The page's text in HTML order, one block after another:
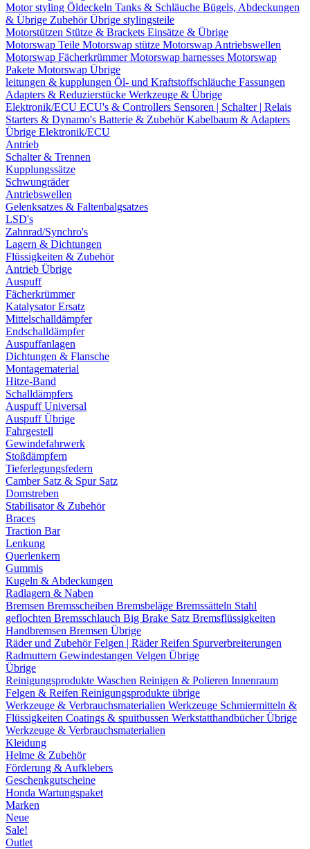
Motor styling Öldeckeln Tanks & Schläuche Bügels, Abdeckungen
& Übrige ZubehörÜbrige stylingsteile
Motorstützen Stütze & Brackets Einsätze & Übrige
Motorswap Teile Motorswap stütze Motorswap Antriebswellen
Motorswap FächerkrümmerMotorswap harnesses Motorswap
Pakete Motorswap Übrige
leitungen & kupplungen Öl- und Kraftstoffschläuche Fassungen
Adapters & Reduzierstücke Werkzeuge & Übrige
Elektronik/ECU ECU's & Controllers Sensoren | Schalter | Relais
Starters & Dynamo's Batterie & ZubehörKabelbaum & Adapters
Übrige Elektronik/ECU
Antrieb
Schalter & Trennen
Kupplungssätze
Schwungräder
Antriebswellen
Gelenksatzes & Faltenbalgsatzes
LSD's
Zahnrad/Synchro's
Lagern & Dichtungen
Flüssigkeiten & Zubehör
Antrieb Übrige
Auspuff
Fächerkrümmer
Katalysator Ersatz
Mittelschalldämpfer
Endschalldämpfer
Auspuffanlagen
Dichtungen & Flansche
Montagematerial
Hitze-Band
Schalldämpfers
Auspuff Universal
Auspuff Übrige
Fahrgestell
Gewindefahrwerk
Stoßdämpfern
Tieferlegungsfedern
Camber Satz & Spur Satz
Domstreben
Stabilisator & Zubehör
Braces
Traction Bar
Lenkung
Querlenkern
Gummis
Kugeln & Abdeckungen
Radlagern & Naben
Bremsen Bremsscheiben Bremsbeläge Bremssätteln Stahl
geflochten Bremsschlauch Big Brake Satz Bremsflüssigkeiten
Handbremsen Bremsen Übrige
Räder und ZubehörFelgen | RäderReifen Spurverbreiterungen
Radmuttern Gewindestangen Velgen Übrige
Übrige
Reinigungsprodukte Waschen Reinigen & Polieren Innenraum
Felgen & Reifen Reinigungsprodukte übrige
Werkzeuge & Verbrauchsmaterialien Werkzeuge Schmiermitteln &
Flüssigkeiten Coatings & spuitbussen WerkstatthandbücherÜbrige
Werkzeuge & Verbrauchsmaterialien
Kleidung
Helme & Zubehör
Förderung & Aufklebers
Geschenkgutscheine
Honda Wartungspaket
Marken
Neue
Sale!
Outlet